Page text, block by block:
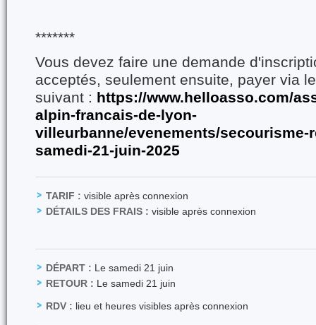
*******
Vous devez faire une demande
acceptés, seulement ensuite, payer via
suivant : https://www.helloasso.com/
alpin-francais-de-lyon-
villeurbanne/evenements/secourisme-
samedi-21-juin-2025
TARIF : visible après connexion
DÉTAILS DES FRAIS : visible après connexion
DÉPART : Le samedi 21 juin
RETOUR : Le samedi 21 juin
RDV : lieu et heures visibles après connexion